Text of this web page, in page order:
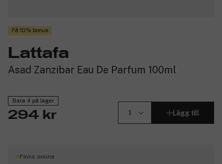
Få 10% bonus
Lattafa
Asad Zanzibar Eau De Parfum 100ml
Bara 4 på lager
294 kr Lägg till
Finns online